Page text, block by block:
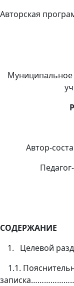
Авторская
Автор-
СОДЕРЖАНИЕ
Целевой
1.1.